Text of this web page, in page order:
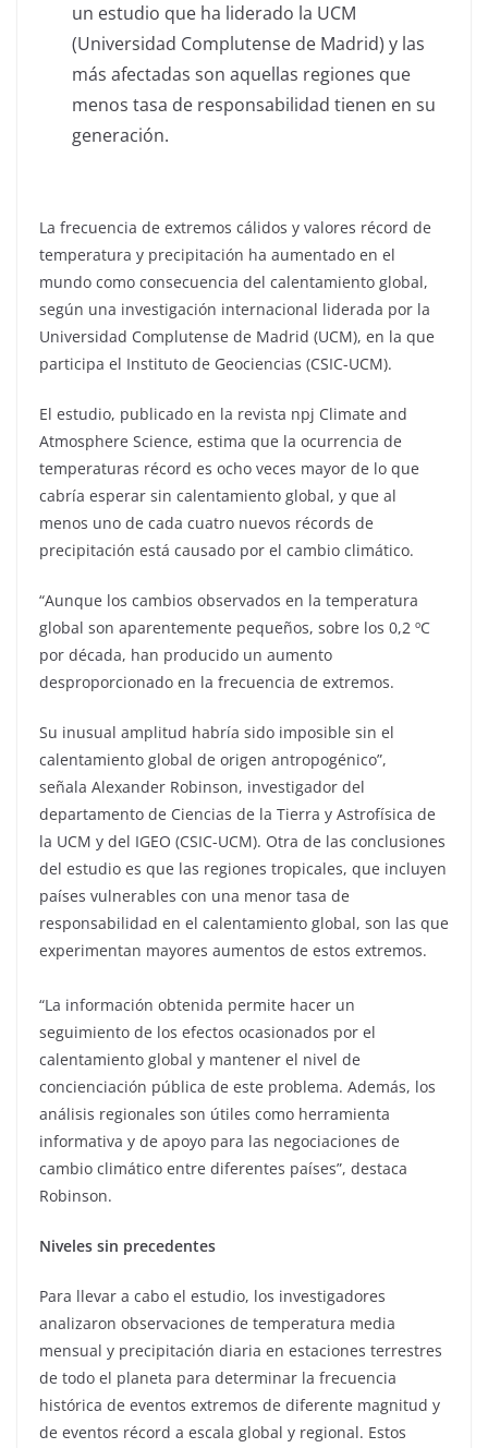
un estudio que ha liderado la UCM
(Universidad Complutense de Madrid) y las
más afectadas son aquellas regiones que
menos tasa de responsabilidad tienen en su
generación.
La frecuencia de extremos cálidos y valores récord de
temperatura y precipitación ha aumentado en el
mundo como consecuencia del calentamiento global,
según una investigación internacional liderada por la
Universidad Complutense de Madrid (UCM), en la que
participa el Instituto de Geociencias (CSIC-UCM).
El estudio, publicado en la revista npj Climate and
Atmosphere Science, estima que la ocurrencia de
temperaturas récord es ocho veces mayor de lo que
cabría esperar sin calentamiento global, y que al
menos uno de cada cuatro nuevos récords de
precipitación está causado por el cambio climático.
“Aunque los cambios observados en la temperatura
global son aparentemente pequeños, sobre los 0,2 ºC
por década, han producido un aumento
desproporcionado en la frecuencia de extremos.
Su inusual amplitud habría sido imposible sin el
calentamiento global de origen antropogénico”,
señala Alexander Robinson, investigador del
departamento de Ciencias de la Tierra y Astrofísica de
la UCM y del IGEO (CSIC-UCM). Otra de las conclusiones
del estudio es que las regiones tropicales, que incluyen
países vulnerables con una menor tasa de
responsabilidad en el calentamiento global, son las que
experimentan mayores aumentos de estos extremos.
“La información obtenida permite hacer un
seguimiento de los efectos ocasionados por el
calentamiento global y mantener el nivel de
concienciación pública de este problema. Además, los
análisis regionales son útiles como herramienta
informativa y de apoyo para las negociaciones de
cambio climático entre diferentes países”, destaca
Robinson.
Niveles sin precedentes
Para llevar a cabo el estudio, los investigadores
analizaron observaciones de temperatura media
mensual y precipitación diaria en estaciones terrestres
de todo el planeta para determinar la frecuencia
histórica de eventos extremos de diferente magnitud y
de eventos récord a escala global y regional. Estos